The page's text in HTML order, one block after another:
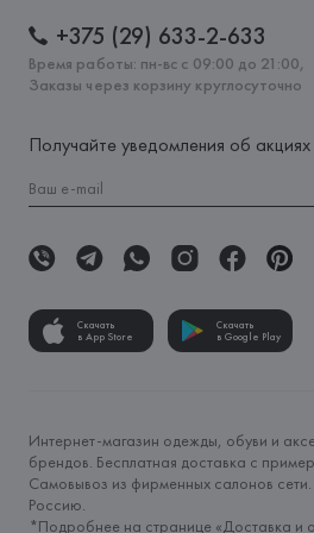
+375 (29) 633-2-633
Время работы: пн-вс с 09:00 до 21:00,
Заказы через корзину круглосуточно
Получайте уведомления об акциях
Скачать
в App Store
Скачать
в Google Play
Интернет-магазин одежды, обуви и
брендов. Бесплатная доставка с
Самовывоз из фирменных салонов сети.
Россию.
*Подробнее на странице «Доставка и